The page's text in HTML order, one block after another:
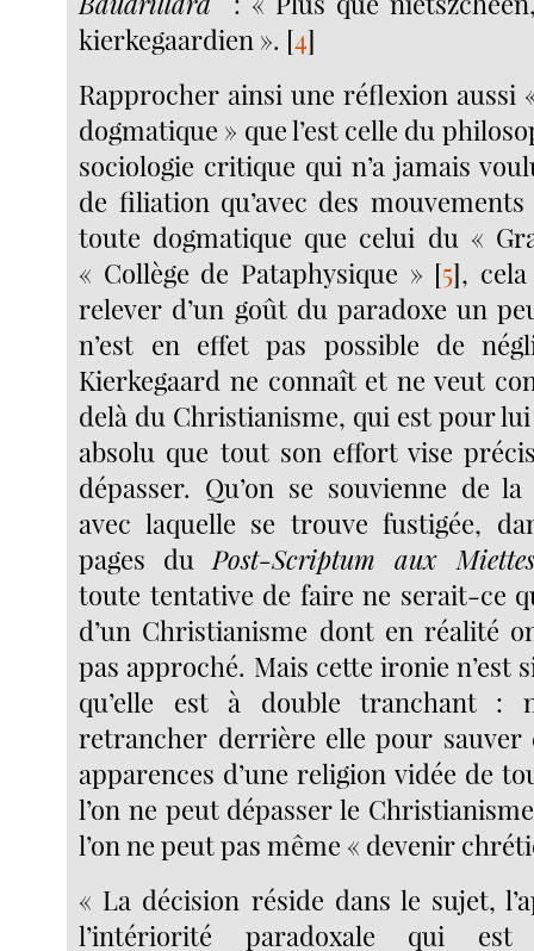
kierkegaardien ». [4]
Rapprocher ainsi une réflexion aussi
dogmatique » que l’est celle du
sociologie critique qui n’a jamais
de filiation qu’avec des
toute dogmatique que celui du «
« Collège de Pataphysique » [5],
relever d’un goût du paradoxe un
n’est en effet pas possible de
Kierkegaard ne connaît et ne veut
delà du Christianisme, qui est pour
absolu que tout son effort vise
dépasser. Qu’on se souvienne de
avec laquelle se trouve fustigée,
pages duPost-Scriptum aux
toute tentative de faire ne serait-ce
d’un Christianisme dont en réalité
pas approché. Mais cette ironie n’est
qu’elle est à double tranchant :
retrancher derrière elle pour sauver
apparences d’une religion vidée de
l’on ne peut dépasser le
l’on ne peut pas même « devenir
« La décision réside dans le sujet,
l’intériorité paradoxale qui est